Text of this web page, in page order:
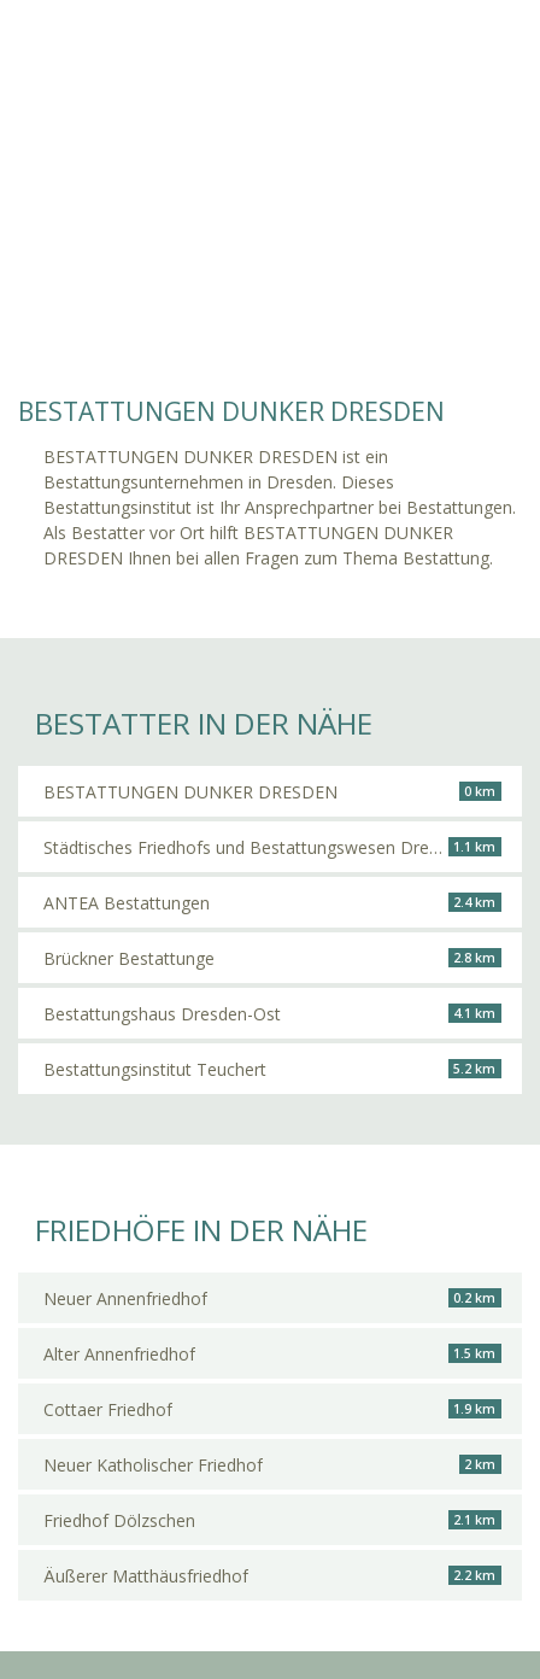
BESTATTUNGEN DUNKER DRESDEN
BESTATTUNGEN DUNKER DRESDEN ist ein
Bestattungsunternehmen in Dresden. Dieses
Bestattungsinstitut ist Ihr Ansprechpartner bei Bestattungen.
Als Bestatter vor Ort hilft BESTATTUNGEN DUNKER
DRESDEN Ihnen bei allen Fragen zum Thema Bestattung.
BESTATTER IN DER NÄHE
BESTATTUNGEN DUNKER DRESDEN 0 km
Städtisches Friedhofs und Bestattungswesen Dresden 1.1 km
ANTEA Bestattungen 2.4 km
Brückner Bestattunge 2.8 km
Bestattungshaus Dresden-Ost 4.1 km
Bestattungsinstitut Teuchert 5.2 km
FRIEDHÖFE IN DER NÄHE
Neuer Annenfriedhof 0.2 km
Alter Annenfriedhof 1.5 km
Cottaer Friedhof 1.9 km
Neuer Katholischer Friedhof 2 km
Friedhof Dölzschen 2.1 km
Äußerer Matthäusfriedhof 2.2 km